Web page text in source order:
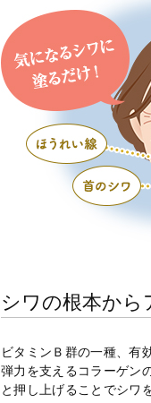
シワの根本から
ビタミンＢ群の一種、有
弾力を支えるコラーゲン
と押し上げることでシワ